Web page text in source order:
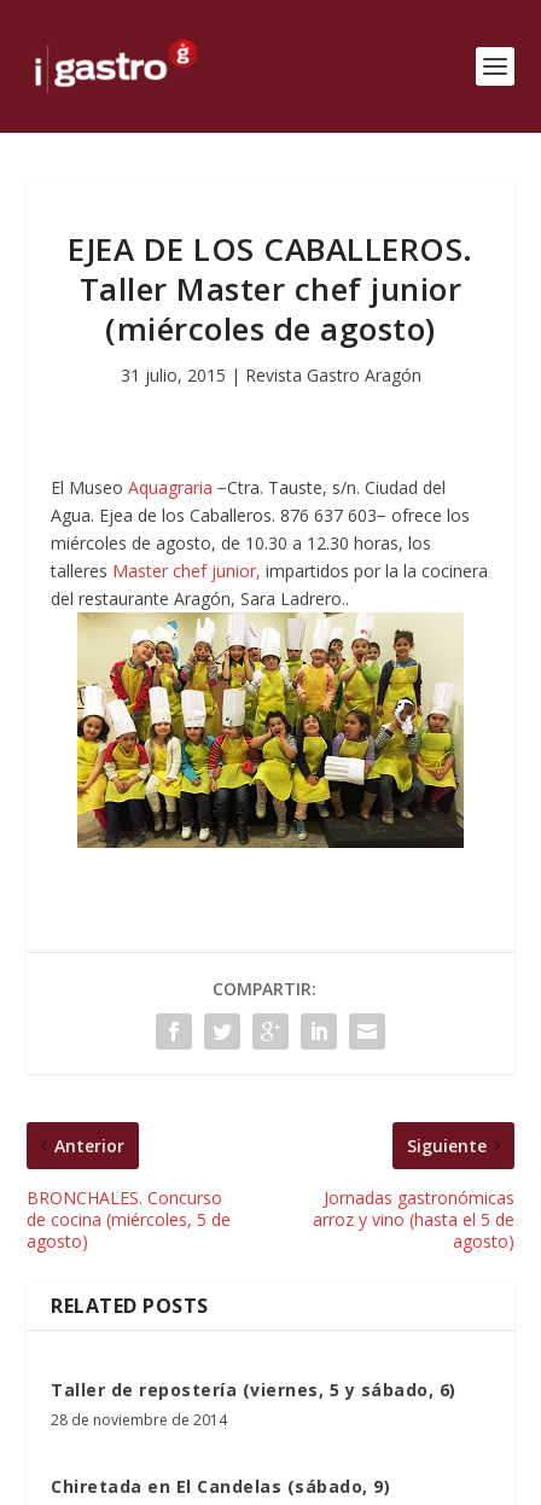
EJEA DE LOS CABALLEROS.
Taller Master chef junior
(miércoles de agosto)
31 julio, 2015 | Revista Gastro Aragón
El MuseoAquagraria−Ctra. Tauste, s/n. Ciudad del
Agua. Ejea de los Caballeros. 876 637 603− ofrece los
miércoles de agosto, de 10.30 a 12.30 horas, los
talleres Master chef junior,impartidos por la la cocinera
del restaurante Aragón, Sara Ladrero..
COMPARTIR:
Anterior
BRONCHALES. Concurso
de cocina (miércoles, 5 de
agosto)
Siguiente
Jornadas gastronómicas
arroz y vino (hasta el 5 de
agosto)
RELATED POSTS
Taller de repostería (viernes, 5 y sábado, 6)
28 de noviembre de 2014
Chiretada en El Candelas (sábado, 9)